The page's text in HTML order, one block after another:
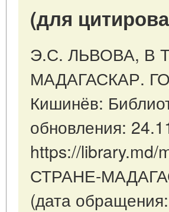
(для
Э.С. ЛЬВОВА, В
МАДАГАСКАР.
Кишинёв:
обновления:
https://
СТРАНЕ-
(дата